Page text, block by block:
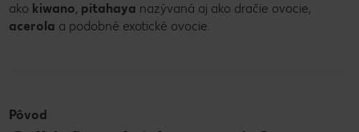
ako kiwano, pitahaya nazývaná aj ako dračie ovocie,
acerola a podobné exotické ovocie.
Pôvod